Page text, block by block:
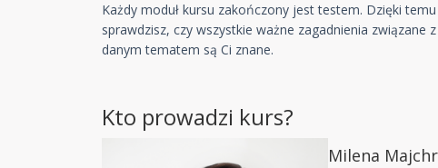
Każdy moduł kursu zakończony jest testem. Dzięki temu
sprawdzisz, czy wszystkie ważne zagadnienia związane z
danym tematem są Ci znane.
Kto prowadzi kurs?
Milena